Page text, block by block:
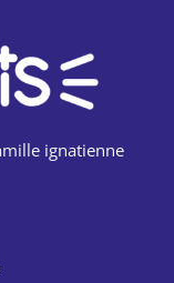
ignatienne